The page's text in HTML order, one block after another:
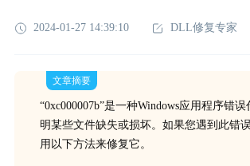
2024-01-27 14:39:10 DLL修复专家
文章摘要
“0xc000007b”是一种Windows应用程序错
明某些文件缺失或损坏。如果您遇到此错
用以下方法来修复它。